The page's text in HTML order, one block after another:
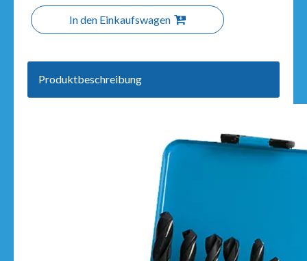
In den Einkaufswagen
Produktbeschreibung